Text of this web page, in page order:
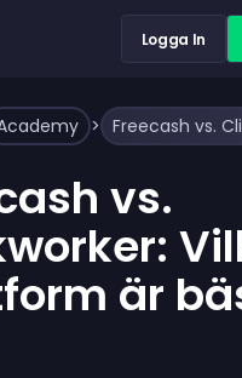
Logga In
> Freecash vs.
vs.
är